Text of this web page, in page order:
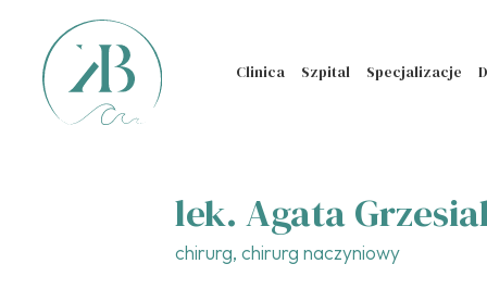
Clinica Szpital Specjalizacje
lek. Agata
chirurg, chirurg naczyniowy